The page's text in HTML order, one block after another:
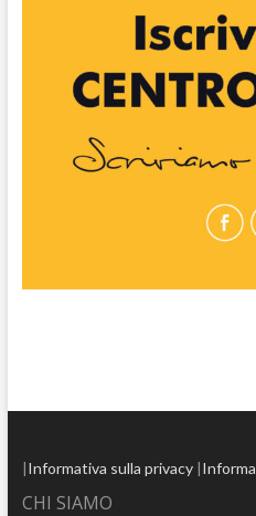
|Informativa sulla privacy|
CHI SIAMO